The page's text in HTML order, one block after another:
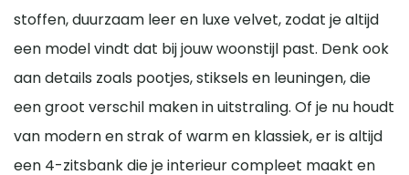
bijzettafels die je erbij wilt plaatsen.
ingericht.
voor formeel zitten, loungen of een combinatie van beide.
Plaats een salontafel of poef voor de bank om de zithoek
compleet te maken en zet een vloerkleed onder het
staande lamp naast de bank kan zowel functioneel licht
geven als een decoratief accent vormen.
Zo maak je van je 4-zitsbank niet alleen een comfortabele
zitplek, maar ook een echte blikvanger in je woonkamer.
stoffen, duurzaam leer en luxe velvet, zodat je altijd
een model vindt dat bij jouw woonstijl past. Denk ook
aan details zoals pootjes, stiksels en leuningen, die
een groot verschil maken in uitstraling. Of je nu houdt
van modern en strak of warm en klassiek, er is altijd
een 4-zitsbank die je interieur compleet maakt en